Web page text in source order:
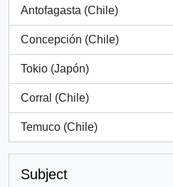
Antofagasta (Chile)
, 1 results
Concepción (Chile)
, 1 results
Tokio (Japón)
, 1 results
Corral (Chile)
, 1 results
Temuco (Chile)
, 1 results
Subject